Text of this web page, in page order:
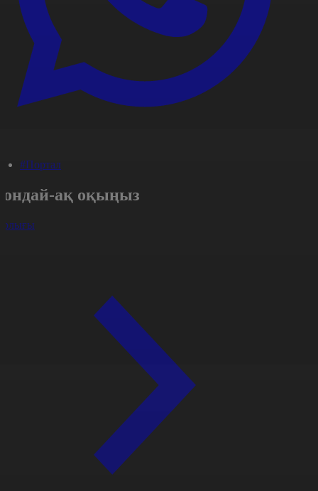
#Портал
ақ оқыңыз